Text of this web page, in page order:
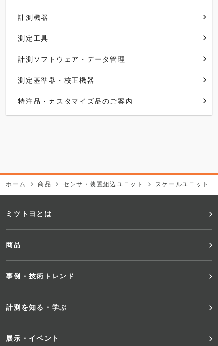
計測機器
測定工具
計測ソフトウェア・データ管理
測定基準器・校正機器
特注品・カスタマイズ品のご案内
ホーム 商品 センサ・装置組込ユニット スケールユニット
フ
ッ
タ
ー
メ
ミツトヨとは
商品
事例・技術トレンド
計測を知る・学ぶ
展示・イベント